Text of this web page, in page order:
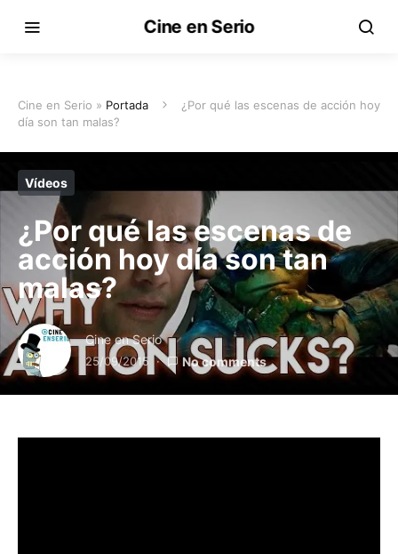
Cine en Serio
Cine en Serio » Portada
¿Por qué las escenas de acción hoy
día son tan malas?
Vídeos
¿Por qué las escenas de
acción hoy día son tan
malas?
Cine en Serio
25/09/2015 No comments